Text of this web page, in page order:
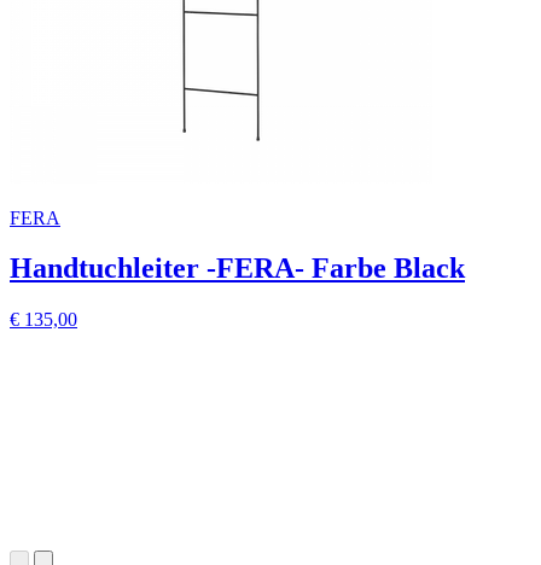
FERA
Handtuchleiter -FERA- Farbe Black
€ 135,00